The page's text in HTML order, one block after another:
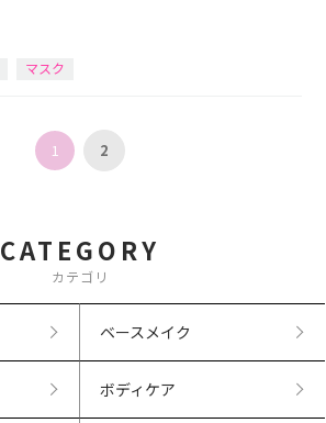
マスク
1 2
CATEGORY
カテゴリ
ベースメイク
ボディケア